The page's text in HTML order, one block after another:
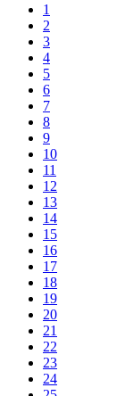
1
2
3
4
5
6
7
8
9
10
11
12
13
14
15
16
17
18
19
20
21
22
23
24